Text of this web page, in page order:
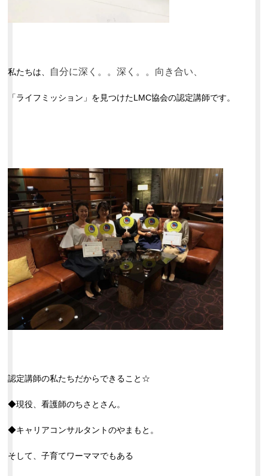
私たちは、 自分に深く。。深く。。向き合い、
「ライフミッション」を見つけたLMC協会の認定講師です。
認定講師の私たちだからできること☆
◆現役、看護師のちさとさん。
◆キャリアコンサルタントのやまもと。
そして、子育てワーママでもある